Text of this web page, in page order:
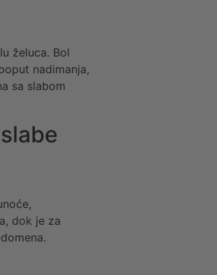
želuca. Bol
nadimanja,
sa slabom
dok je za